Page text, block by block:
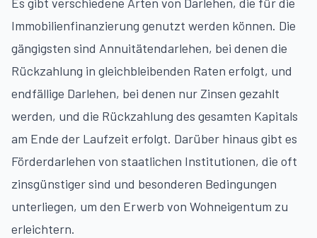
Immobilienfinanzierung genutzt werden können. Die
gängigsten sind Annuitätendarlehen, bei denen die
Rückzahlung in gleichbleibenden Raten erfolgt, und
endfällige Darlehen, bei denen nur Zinsen gezahlt
werden, und die Rückzahlung des gesamten Kapitals
am Ende der Laufzeit erfolgt. Darüber hinaus gibt es
Förderdarlehen von staatlichen Institutionen, die oft
zinsgünstiger sind und besonderen Bedingungen
unterliegen, um den Erwerb von Wohneigentum zu
erleichtern.